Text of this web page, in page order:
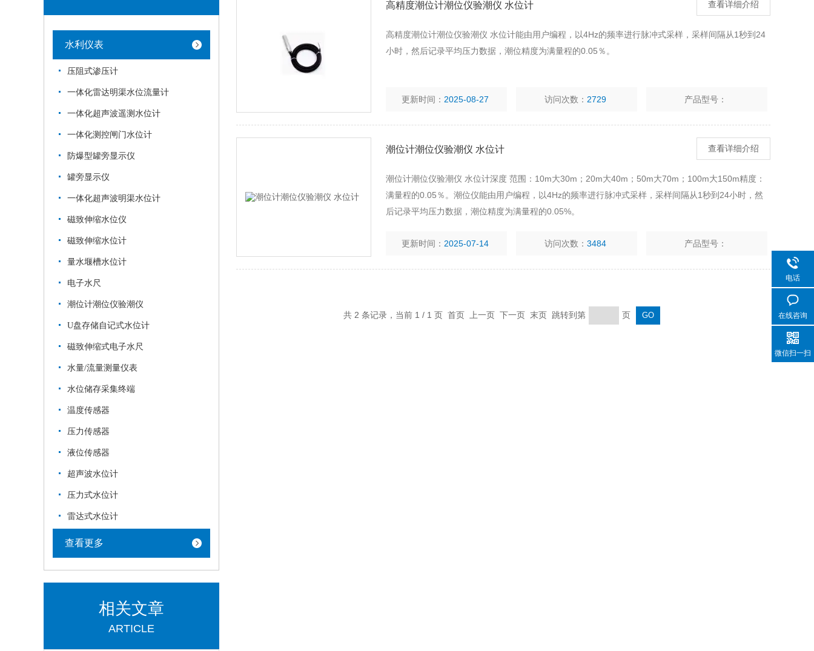
水利仪表
压阻式渗压计
一体化雷达明渠水位流量计
一体化超声波遥测水位计
一体化测控闸门水位计
防爆型罐旁显示仪
罐旁显示仪
一体化超声波明渠水位计
磁致伸缩水位仪
磁致伸缩水位计
量水堰槽水位计
电子水尺
潮位计潮位仪验潮仪
U盘存储自记式水位计
磁致伸缩式电子水尺
水量/流量测量仪表
水位储存采集终端
温度传感器
压力传感器
液位传感器
超声波水位计
压力式水位计
雷达式水位计
查看更多
相关文章
ARTICLE
高精度潮位计潮位仪验潮仪 水位计 查看详细介绍
高精度潮位计潮位仪验潮仪 水位计能由用户编程，以4Hz的频率进行脉冲式采样，采样间隔从1秒到24
小时，然后记录平均压力数据，潮位精度为满量程的0.05％。
更新时间： 2025-08-27 访问次数： 2729 产品型号：
潮位计潮位仪验潮仪 水位计 查看详细介绍
潮位计潮位仪验潮仪 水位计深度 范围：10m大30m；20m大40m；50m大70m；100m大150m精度：
满量程的0.05％。潮位仪能由用户编程，以4Hz的频率进行脉冲式采样，采样间隔从1秒到24小时，然
后记录平均压力数据，潮位精度为满量程的0.05%。
更新时间： 2025-07-14 访问次数：3484 产品型号：
共 2 条记录，当前 1 / 1 页 首页 上一页 下一页 末页 跳转到第 页
电话
在线咨询
微信扫一扫